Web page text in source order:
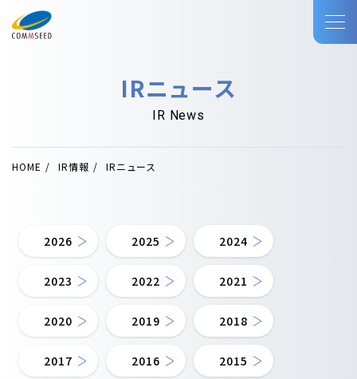
IRニュース
IR News
HOME IR情報 IRニュース
2026 2025 2024
2023 2022 2021
2020 2019 2018
2017 2016 2015